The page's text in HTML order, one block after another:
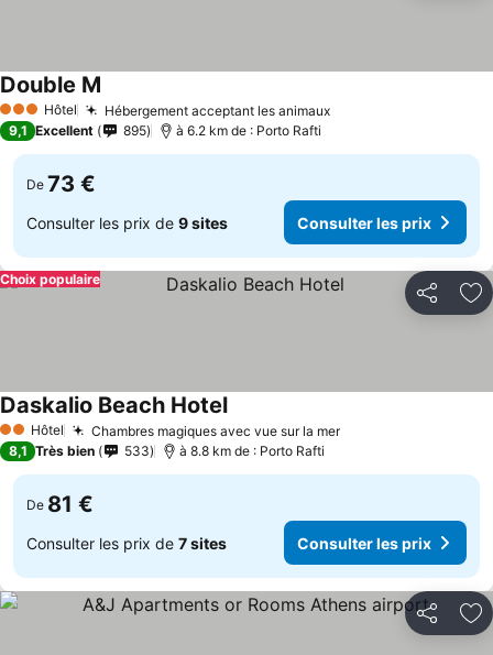
3 ÉtoilesHôtel Hébergement acceptant les animaux
Double M
9,1 Excellent 895 à 6.2 km de : Porto Rafti
De 73 €
Consulter les prix de 9 sites Consulter les prix
Partager
Choix populaire
2 Étoiles
Hôtel Chambres magiques avec vue sur la mer
Daskalio Beach Hotel
8,1 Très bien 533 à 8.8 km de : Porto Rafti
De 81 €
Consulter les prix de 7 sites Consulter les prix
Partager